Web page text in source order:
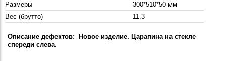
Размеры
300*510*50 мм
Вес (брутто)
11.3
Описание дефектов: Новое изделие. Царапина на стекле
спереди слева.